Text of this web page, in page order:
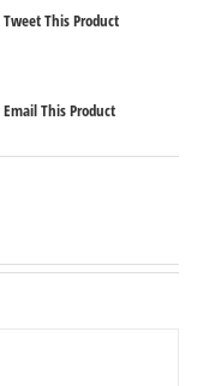
Tweet This Product
Email This Product